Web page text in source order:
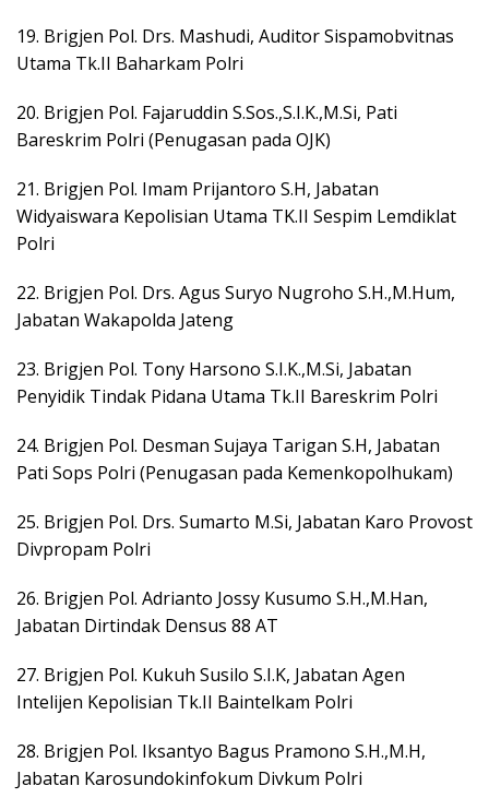
19. Brigjen Pol. Drs. Mashudi, Auditor Sispamobvitnas
Utama Tk.II Baharkam Polri
20. Brigjen Pol. Fajaruddin S.Sos.,S.I.K.,M.Si, Pati
Bareskrim Polri (Penugasan pada OJK)
21. Brigjen Pol. Imam Prijantoro S.H, Jabatan
Widyaiswara Kepolisian Utama TK.II Sespim Lemdiklat
Polri
22. Brigjen Pol. Drs. Agus Suryo Nugroho S.H.,M.Hum,
Jabatan Wakapolda Jateng
23. Brigjen Pol. Tony Harsono S.I.K.,M.Si, Jabatan
Penyidik Tindak Pidana Utama Tk.II Bareskrim Polri
24. Brigjen Pol. Desman Sujaya Tarigan S.H, Jabatan
Pati Sops Polri (Penugasan pada Kemenkopolhukam)
25. Brigjen Pol. Drs. Sumarto M.Si, Jabatan Karo Provost
Divpropam Polri
26. Brigjen Pol. Adrianto Jossy Kusumo S.H.,M.Han,
Jabatan Dirtindak Densus 88 AT
27. Brigjen Pol. Kukuh Susilo S.I.K, Jabatan Agen
Intelijen Kepolisian Tk.II Baintelkam Polri
28. Brigjen Pol. Iksantyo Bagus Pramono S.H.,M.H,
Jabatan Karosundokinfokum Divkum Polri